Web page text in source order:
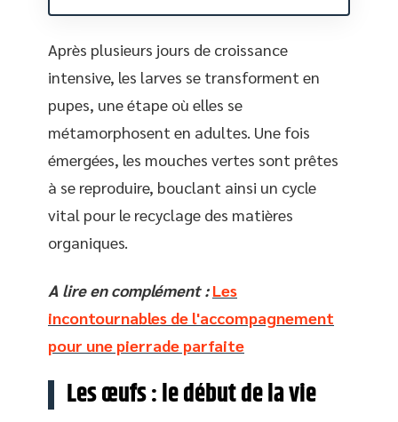
Après plusieurs jours de croissance
intensive, les larves se transforment en
pupes, une étape où elles se
métamorphosent en adultes. Une fois
émergées, les mouches vertes sont prêtes
à se reproduire, bouclant ainsi un cycle
vital pour le recyclage des matières
organiques.
A lire en complément : Les
incontournables de l'accompagnement
pour une pierrade parfaite
Les œufs : le début de la vie